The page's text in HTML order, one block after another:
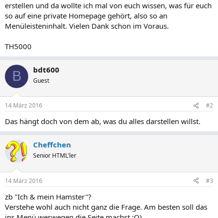
erstellen und da wollte ich mal von euch wissen, was für euch
so auf eine private Homepage gehört, also so an
Menüleisteninhalt. Vielen Dank schon im Voraus.
TH5000
B bdt600
Guest
14 März 2016 #2
Das hängt doch von dem ab, was du alles darstellen willst.
Cheffchen
Senior HTML'ler
14 März 2016 #3
zb "Ich & mein Hamster"?
Verstehe wohl auch nicht ganz die Frage. Am besten soll das